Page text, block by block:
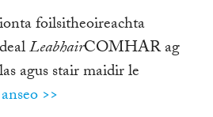
foilsitheoireachta
LeabhairCOMHAR ag
agus stair maidir le
anseo >>